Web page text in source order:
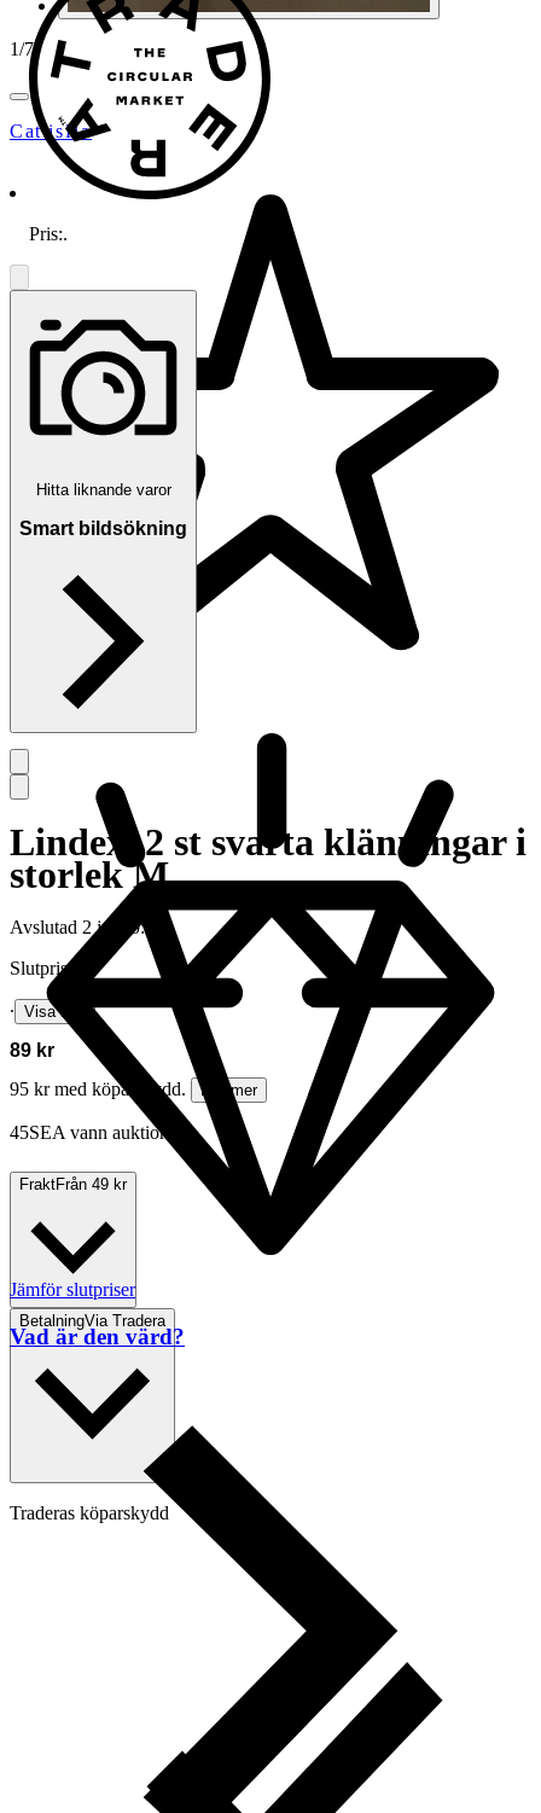
1/7
CattisHa
Lindex, 2 st svarta klänningar i
storlek M
Avslutad 2 jul 20:55
Slutpris
∙ Visa bud
89 kr
95 kr med köparskydd.
Läs mer
45SEA vann auktionen
FraktFrån 49 kr
BetalningVia Tradera
Traderas köparskydd
Pris:.
Hitta liknande varor
Smart bildsökning
Jämför slutpriser
Vad är den värd?